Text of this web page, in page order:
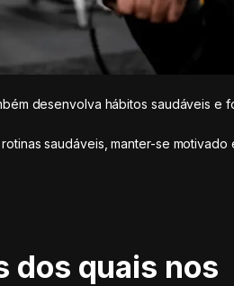
desenvolva hábitos saudáveis e
saudáveis, manter-se motivado
dos quais nos